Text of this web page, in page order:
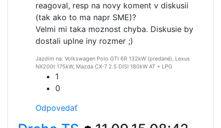
reagoval, resp na novy koment v diskusii
(tak ako to ma napr SME)?
Velmi mi taka moznost chyba. Diskusie by
dostali uplne iny rozmer ;)
Jazdím na: Volkswagen Polo GTI 6R 132kW (predané), Lexus
NX200t 175kW, Mazda CX-7 2.5 DISI 180kW AT + LPG
1
0
Odpovedať